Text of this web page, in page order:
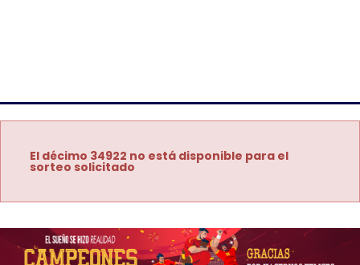
El décimo 34922 no está disponible para el
sorteo solicitado